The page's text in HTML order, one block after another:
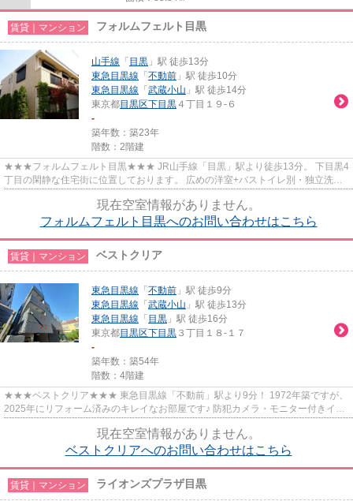
賃貸｜マンション フォルムフェルト目黒
山手線 「 目黒 」駅 徒歩13分
東急目黒線 「 不動前 」駅 徒歩10分
東急目黒線 「 武蔵小山 」駅 徒歩14分
東京都目黒区下目黒 ４丁目１９-６
-
築年数：築23年
階数：2階建
★★★フォルムフェルト目黒★★★ JR山手線「目黒」駅より徒歩13分。 下目黒4
丁目の閑静な住宅街に位置しております。 広めの洋室+バストイレ別・独立洗面
現在空室情報がありません。
フォルムフェルト目黒へのお問い合わせはこちら
賃貸｜マンション ベストクリア
東急目黒線 「 不動前 」駅 徒歩9分
東急目黒線 「 武蔵小山 」駅 徒歩13分
東急目黒線 「 目黒 」駅 徒歩16分
東京都目黒区下目黒 ３丁目１８-１７
-
築年数：築54年
階数：4階建
★★★ベストクリア★★★ 東急目黒線「不動前」駅より9分！ 1972年築ですが、
2025年にリフォーム済みのキレイなお部屋です♪ 防犯カメラ・モニター付きイン
現在空室情報がありません。
ベストクリアへのお問い合わせはこちら
賃貸｜マンション ライオンズプラザ目黒